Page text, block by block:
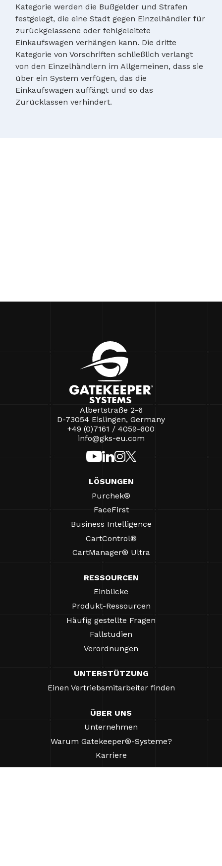
Kategorie werden die Bußgelder und Strafen
festgelegt, die eine Stadt gegen Einzelhändler für
zurückgelassene oder fehlgeleitete
Einkaufswagen verhängen kann. Die dritte
Kategorie von Vorschriften schließlich verlangt
von den Einzelhändlern im Allgemeinen, dass sie
über ein System verfügen, das die
Einkaufswagen auffängt und so das
Zurücklassen verhindert.
Albertstraße 2-6
D-73054 Eislingen, Germany
+49 (0)7161 / 4059-600
info@gks-eu.com
LÖSUNGEN
Purchek®
FaceFirst
Business Intelligence
CartControl®
CartManager® Ultra
RESSOURCEN
Einblicke
Produkt-Ressourcen
Häufig gestellte Fragen
Fallstudien
Verordnungen
UNTERSTÜTZUNG
Einen Vertriebsmitarbeiter finden
ÜBER UNS
Unternehmen
Warum Gatekeeper®-Systeme?
Karriere
Unsere Partner